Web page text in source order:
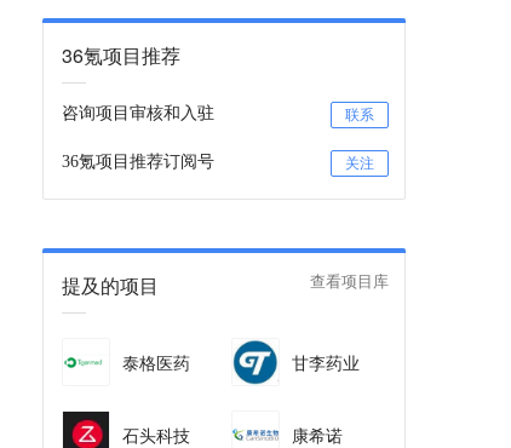
36氪项目推荐
咨询项目审核和入驻 联系
36氪项目推荐订阅号 关注
提及的项目 查看项目库
泰格医药 甘李药业
石头科技 康希诺